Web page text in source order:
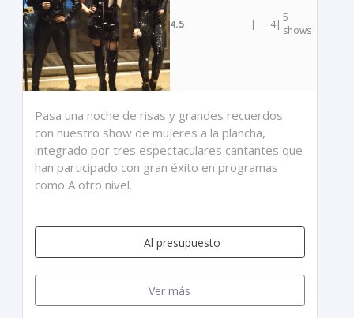
4.5 | 4| 5
shows
Pasa una noche de risas y grandes recuerdos
con nuestro show de mujeres a la plancha,
integrado por tres espectaculares cantantes que
han participado con gran éxito en programas
como A otro nivel.
Al presupuesto
Ver más